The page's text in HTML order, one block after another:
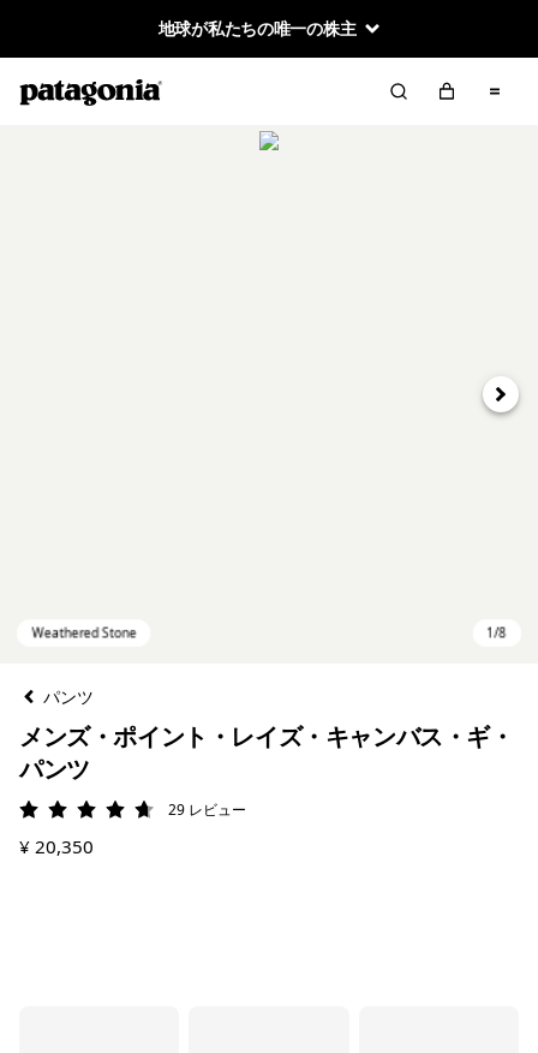
地球が私たちの唯一の株主
次へ
パンツ
メンズ・ポイント・レイズ・キャンバス・ギ・
パンツ
評価: 4.7 / 5
29 レビュー
¥ 20,350